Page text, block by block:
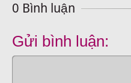
0 Bình luận
Gửi bình luận: